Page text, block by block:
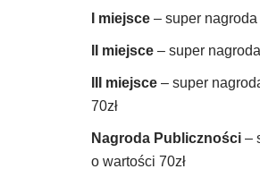
I miejsce – super
II miejsce – super
III miejsce – super
70zł
Nagroda Publiczności –
o wartości 70zł